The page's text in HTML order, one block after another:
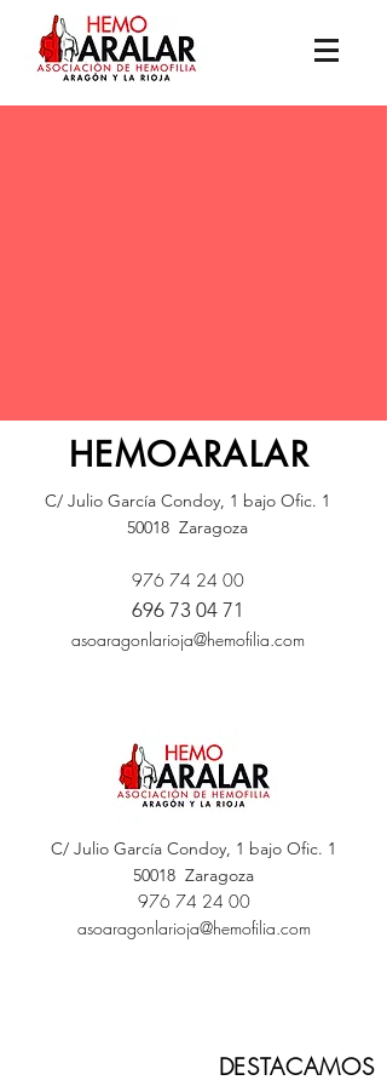
HEMOARALAR
C/ Julio García Condoy, 1 bajo Ofic. 1
50018 Zaragoza
976 74 24 00
696 73 04 71
asoaragonlarioja@hemofilia.com
C/ Julio García Condoy, 1 bajo Ofic. 1
50018 Zaragoza
976 74 24 00
asoaragonlarioja@hemofilia.com
DESTACAMOS